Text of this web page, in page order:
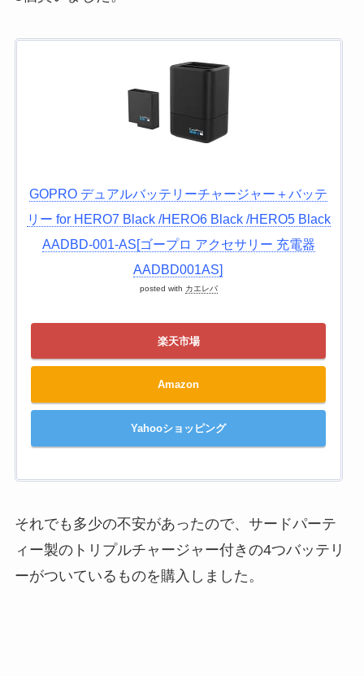
GOPRO デュアルバッテリーチャージャー＋バッテ
リー for HERO7 Black /HERO6 Black /HERO5 Black
AADBD-001-AS[ゴープロ アクセサリー 充電器
AADBD001AS]
posted with カエレバ
楽天市場
Amazon
Yahooショッピング
それでも多少の不安があったので、サードパーテ
ィー製のトリプルチャージャー付きの4つバッテリ
ーがついているものを購入しました。